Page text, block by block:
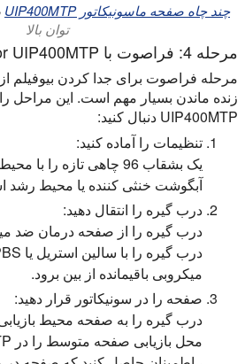
چند چاه صفحه ماسونیکاتور UIP400MTP
توان بالا
مرحله 4: فراصوت با Microplate Sonicator UIP400MTP
زنده ماندن بسیار مهم است. این مراحل را
UIP400MTP دنبال کنید:
تنظیمات را آماده کنید:
یک بشقاب 96 چاهی تازه را
آبگوشت خنثی کننده یا محیط رشد
درب گیره را انتقال دهید:
درب گیره را از صفحه درمان ضد
میکروبی باقیمانده از بین برود.
صفحه را در سونیکاتور قرار دهید:
درب گیره را به صفحه محیط